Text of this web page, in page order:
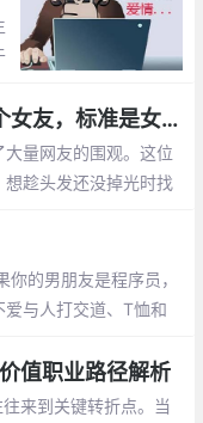
一位程序员相亲：趁头发还在找个女友，标准是女孩就行
量网友的围观。这位
趁头发还没掉光时找
的男朋友是程序员，
与人打交道、T恤和
值职业路径解析
来到关键转折点。当